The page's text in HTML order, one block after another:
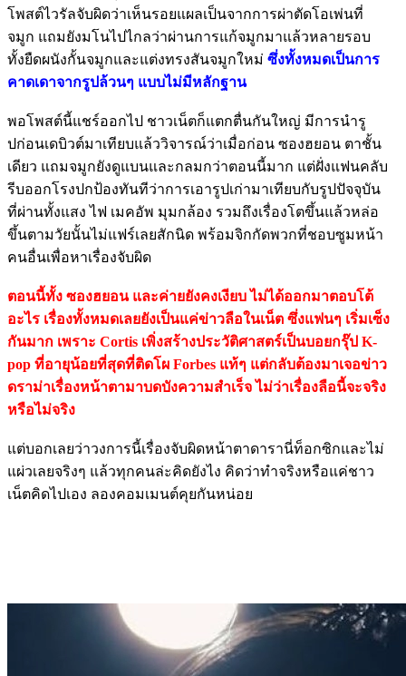
โพสต์ไวรัลจับผิดว่าเห็นรอยแผลเป็นจากการผ่าตัดโอเพ่นที่
จมูก แถมยังมโนไปไกลว่าผ่านการแก้จมูกมาแล้วหลายรอบ
ทั้งยืดผนังกั้นจมูกและแต่งทรงสันจมูกใหม่ ซึ่งทั้งหมดเป็นการ
คาดเดาจากรูปล้วนๆ แบบไม่มีหลักฐาน
พอโพสต์นี้แชร์ออกไป ชาวเน็ตก็แตกตื่นกันใหญ่ มีการนำรู
ปก่อนเดบิวต์มาเทียบแล้ววิจารณ์ว่าเมื่อก่อน ซองฮยอน ตาชั้น
เดียว แถมจมูกยังดูแบนและกลมกว่าตอนนี้มาก แต่ฝั่งแฟนคลับ
รีบออกโรงปกป้องทันทีว่าการเอารูปเก่ามาเทียบกับรูปปัจจุบัน
ที่ผ่านทั้งแสง ไฟ เมคอัพ มุมกล้อง รวมถึงเรื่องโตขึ้นแล้วหล่อ
ขึ้นตามวัยนั้นไม่แฟร์เลยสักนิด พร้อมจิกกัดพวกที่ชอบซูมหน้า
คนอื่นเพื่อหาเรื่องจับผิด
ตอนนี้ทั้ง ซองฮยอน และค่ายยังคงเงียบ ไม่ได้ออกมาตอบโต้
อะไร เรื่องทั้งหมดเลยยังเป็นแค่ข่าวลือในเน็ต ซึ่งแฟนๆ เริ่มเซ็ง
กันมาก เพราะ Cortis เพิ่งสร้างประวัติศาสตร์เป็นบอยกรุ๊ป K-
pop ที่อายุน้อยที่สุดที่ติดโผ Forbes แท้ๆ แต่กลับต้องมาเจอข่าว
ดราม่าเรื่องหน้าตามาบดบังความสำเร็จ ไม่ว่าเรื่องลือนี้จะจริง
หรือไม่จริง
แต่บอกเลยว่าวงการนี้เรื่องจับผิดหน้าตาดารานี่ท็อกซิกและไม่
แผ่วเลยจริงๆ แล้วทุกคนล่ะคิดยังไง คิดว่าทำจริงหรือแค่ชาว
เน็ตคิดไปเอง ลองคอมเมนต์คุยกันหน่อย